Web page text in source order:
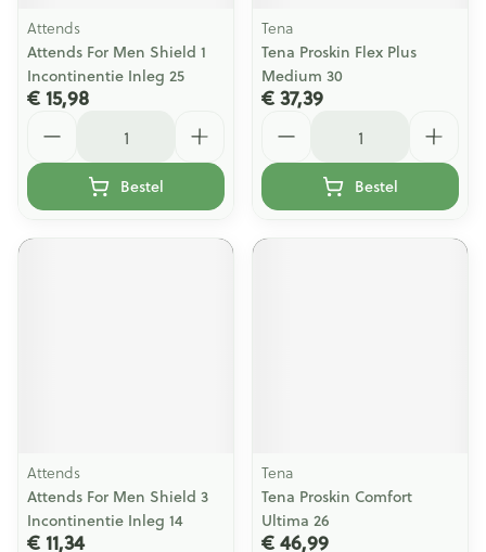
Attends
Attends For Men Shield 1
Incontinentie Inleg 25
€ 15,98
Bestel
Tena
Tena Proskin Flex Plus
Medium 30
€ 37,39
Bestel
Attends
Attends For Men Shield 3
Incontinentie Inleg 14
€ 11,34
Tena
Tena Proskin Comfort
Ultima 26
€ 46,99